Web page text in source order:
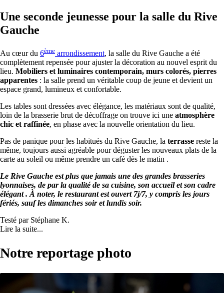
Une seconde jeunesse pour la salle du Rive
Gauche
Au cœur du 6ème arrondissement, la salle du Rive Gauche a été
complètement repensée pour ajuster la décoration au nouvel esprit du
lieu. Mobiliers et luminaires contemporain, murs colorés, pierres
apparentes : la salle prend un véritable coup de jeune et devient un
espace grand, lumineux et confortable.
Les tables sont dressées avec élégance, les matériaux sont de qualité,
loin de la brasserie brut de décoffrage on trouve ici une atmosphère
chic et raffinée, en phase avec la nouvelle orientation du lieu.
Pas de panique pour les habitués du Rive Gauche, la terrasse reste la
même, toujours aussi agréable pour déguster les nouveaux plats de la
carte au soleil ou même prendre un café dès le matin .
Le Rive Gauche est plus que jamais une des grandes brasseries
lyonnaises, de par la qualité de sa cuisine, son accueil et son cadre
élégant . À noter, le restaurant est ouvert 7j/7, y compris les jours
fériés, sauf les dimanches soir et lundis soir.
Testé par Stéphane K.
Lire la suite...
Notre reportage photo